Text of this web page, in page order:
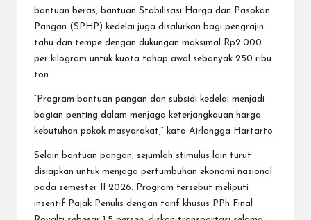
bantuan beras, bantuan Stabilisasi Harga dan Pasokan
Pangan (SPHP) kedelai juga disalurkan bagi pengrajin
tahu dan tempe dengan dukungan maksimal Rp2.000
per kilogram untuk kuota tahap awal sebanyak 250 ribu
ton.
“Program bantuan pangan dan subsidi kedelai menjadi
bagian penting dalam menjaga keterjangkauan harga
kebutuhan pokok masyarakat,” kata Airlangga Hartarto.
Selain bantuan pangan, sejumlah stimulus lain turut
disiapkan untuk menjaga pertumbuhan ekonomi nasional
pada semester II 2026. Program tersebut meliputi
insentif Pajak Penulis dengan tarif khusus PPh Final